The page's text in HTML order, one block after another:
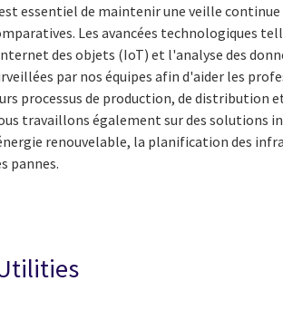
essentiel de maintenir une veille continue
Les avancées technologiques
des objets (IoT) et l'analyse des
par nos équipes afin d'aider les
processus de production, de distribution
travaillons également sur des solutions
renouvelable, la planification des
pannes.